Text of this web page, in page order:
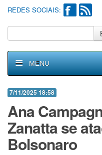
REDES SOCIAIS:
MENU
7/11/2025 18:58
Ana
Zanatta se
Bolsonaro